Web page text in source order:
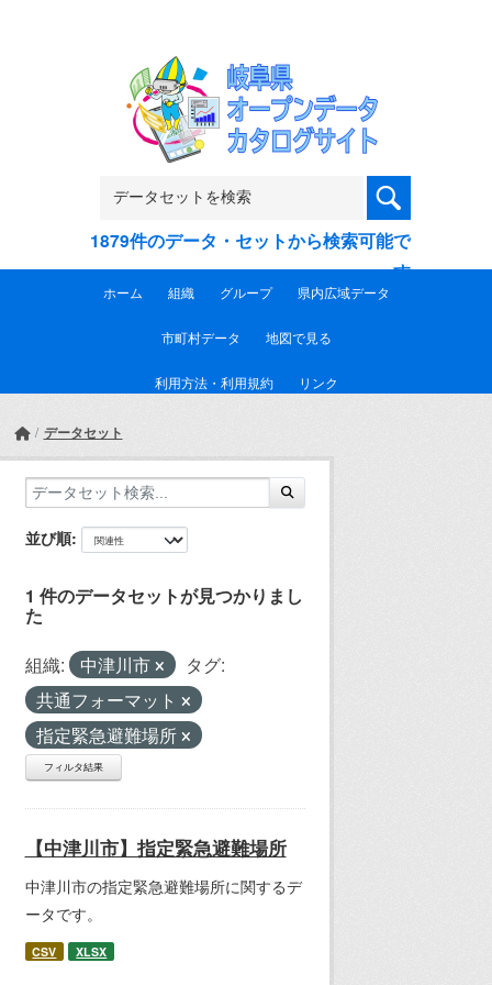
1879件のデータ・セットから検索可能で
す
ホーム 組織 グループ 県内広域データ
市町村データ 地図で見る
利用方法・利用規約 リンク
データセット
並び順
1 件のデータセットが見つかりまし
た
組織: 中津川市
タグ:
共通フォーマット
指定緊急避難場所
フィルタ結果
【中津川市】指定緊急避難場所
中津川市の指定緊急避難場所に関するデ
ータです。
CSV XLSX